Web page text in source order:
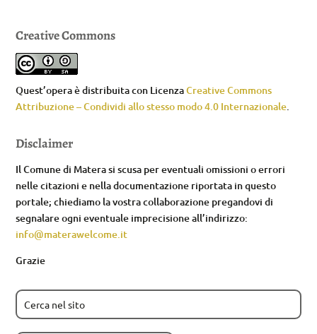
Creative Commons
Quest’opera è distribuita con LicenzaCreative Commons
Attribuzione – Condividi allo stesso modo 4.0 Internazionale.
Disclaimer
Il Comune di Matera si scusa per eventuali omissioni o errori
nelle citazioni e nella documentazione riportata in questo
portale; chiediamo la vostra collaborazione pregandovi di
segnalare ogni eventuale imprecisione all’indirizzo:
info@materawelcome.it
Grazie